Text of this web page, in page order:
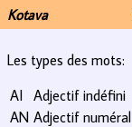
Kotava
Les types des mots:
AI Adjectif indéfini
AN Adjectif numéral